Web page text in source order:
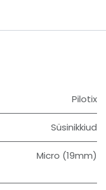
Pilotix
Süsinikkiud
Micro (19mm)